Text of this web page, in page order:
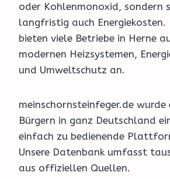
oder Kohlenmonoxid, sondern
langfristig auch Energiekosten.
bieten viele Betriebe in Herne
modernen Heizsystemen,
und Umweltschutz an.
meinschornsteinfeger.de
Bürgern in ganz Deutschland
einfach zu bedienende
Unsere Datenbank umfasst
aus offiziellen Quellen.